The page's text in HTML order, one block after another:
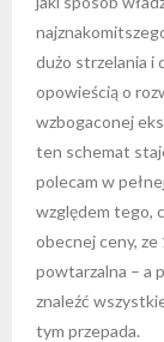
dużo strzelania i
opowieścią o
wzbogaconej
ten schemat
polecam w
względem tego,
obecnej ceny,
powtarzalna – a
znaleźć
tym przepada.